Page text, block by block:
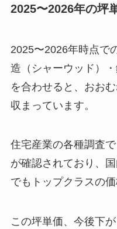
2025〜2026年の坪
2025〜2026年時点で
造（シャーウッド）
を合わせると、おお
収まっています。
住宅産業の各種調査
が確認されており、
でもトップクラスの価
この坪単価、今後下